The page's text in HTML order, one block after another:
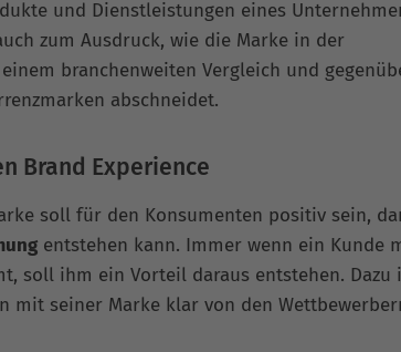
und Dienstleistungen eines
zum Ausdruck, wie die Marke in der
branchenweiten Vergleich und
abschneidet.
Brand Experience
soll für den Konsumenten positiv sein,
entstehen kann. Immer wenn ein Kunde
soll ihm ein Vorteil daraus entstehen. Dazu
mit seiner Marke klar von den